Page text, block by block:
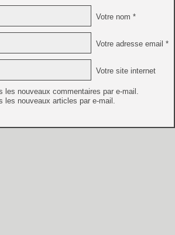
Votre nom *
Votre adresse email *
Votre site internet
les nouveaux commentaires par e-mail.
les nouveaux articles par e-mail.